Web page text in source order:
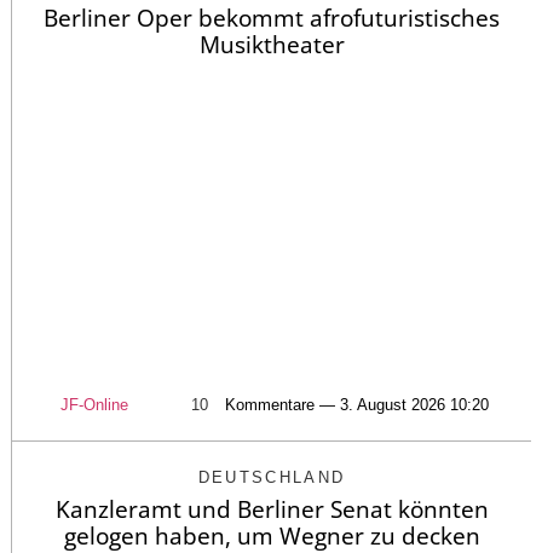
Berliner Oper bekommt afrofuturistisches
Musiktheater
JF-Online 10 Kommentare — 3. August 2026 10:20
DEUTSCHLAND
Kanzleramt und Berliner Senat könnten
gelogen haben, um Wegner zu decken